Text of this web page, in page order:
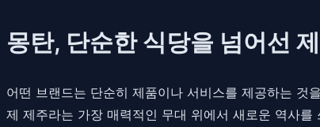
몽탄, 단순한 식당을 넘어선
어떤 브랜드는 단순히 제품이나 서비스를 제공하는 것
제 제주라는 가장 매력적인 무대 위에서 새로운 역사